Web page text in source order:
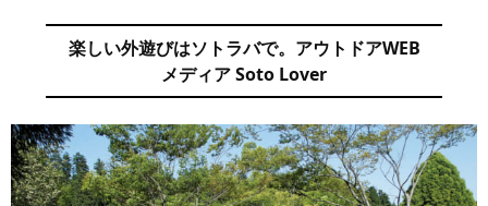
楽しい外遊びはソトラバで。アウトドアWEB
メディア Soto Lover